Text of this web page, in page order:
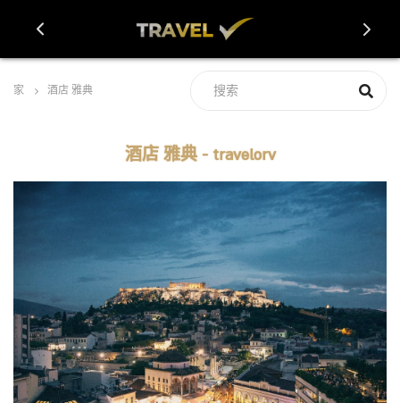
家 酒店 雅典
酒店 雅典 - travelorv